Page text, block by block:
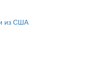
из США